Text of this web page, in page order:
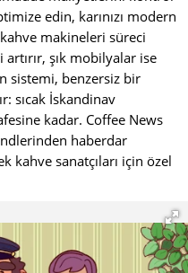
edin, karınızı modern
makineleri süreci
artırır, şık mobilyalar ise
sistemi, benzersiz bir
sıcak İskandinav
kadar. Coffee News
haberdar
kahve sanatçıları için özel